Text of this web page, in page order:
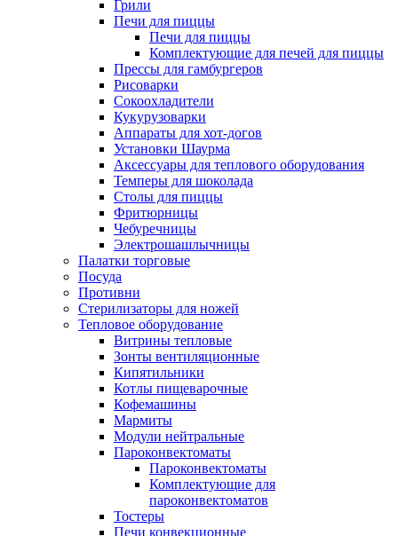
Грили
Печи для пиццы
Печи для пиццы
Комплектующие для печей для пиццы
Прессы для гамбургеров
Рисоварки
Сокоохладители
Кукурузоварки
Аппараты для хот-догов
Установки Шаурма
Аксессуары для теплового оборудования
Темперы для шоколада
Столы для пиццы
Фритюрницы
Чебуречницы
Электрошашлычницы
Палатки торговые
Посуда
Противни
Стерилизаторы для ножей
Тепловое оборудование
Витрины тепловые
Зонты вентиляционные
Кипятильники
Котлы пищеварочные
Кофемашины
Мармиты
Модули нейтральные
Пароконвектоматы
Пароконвектоматы
Комплектующие для
пароконвектоматов
Тостеры
Печи конвекционные